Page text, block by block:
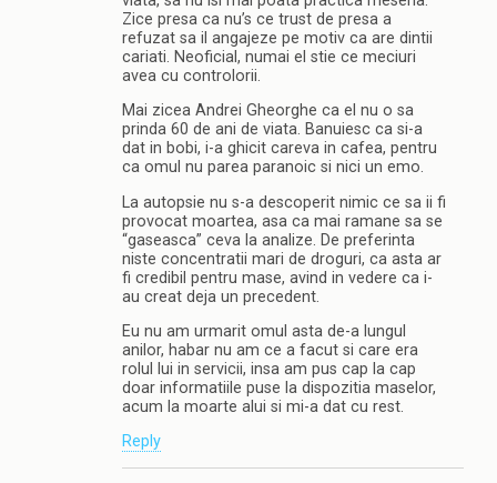
Zice presa ca nu’s ce trust de presa a
refuzat sa il angajeze pe motiv ca are dintii
cariati. Neoficial, numai el stie ce meciuri
avea cu controlorii.
Mai zicea Andrei Gheorghe ca el nu o sa
prinda 60 de ani de viata. Banuiesc ca si-a
dat in bobi, i-a ghicit careva in cafea, pentru
ca omul nu parea paranoic si nici un emo.
La autopsie nu s-a descoperit nimic ce sa ii fi
provocat moartea, asa ca mai ramane sa se
“gaseasca” ceva la analize. De preferinta
niste concentratii mari de droguri, ca asta ar
fi credibil pentru mase, avind in vedere ca i-
au creat deja un precedent.
Eu nu am urmarit omul asta de-a lungul
anilor, habar nu am ce a facut si care era
rolul lui in servicii, insa am pus cap la cap
doar informatiile puse la dispozitia maselor,
acum la moarte alui si mi-a dat cu rest.
Reply